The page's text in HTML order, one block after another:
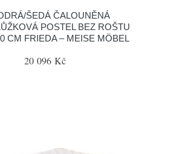
ŠEDÁ ČALOUNĚNÁ
POSTEL BEZ ROŠTU
CM FRIEDA – MEISE MÖBEL
20 096 Kč